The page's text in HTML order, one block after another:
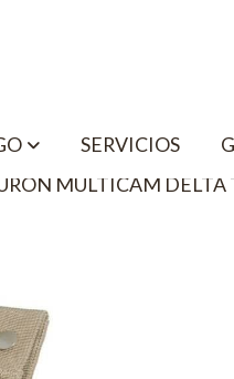
SERVICIOS
MULTICAM DELTA